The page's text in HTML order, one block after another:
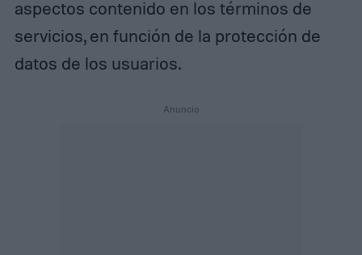
aspectos contenido en los términos de
servicios, en función de la protección de
datos de los usuarios.